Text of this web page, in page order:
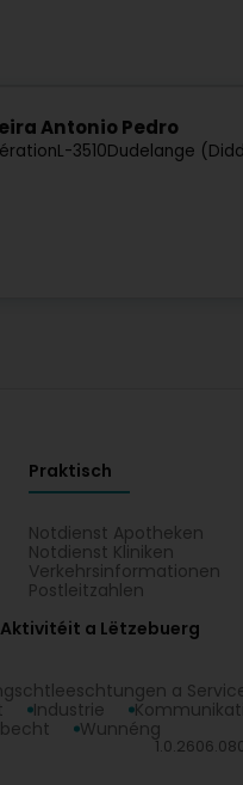
Antonio Pedro
L-3510Dudelange
Praktisch
Notdienst Apotheken
Notdienst Kliniken
Verkehrsinformationen
Postleitzahlen
a Lëtzebuerg
a
Industrie
Wunnéng